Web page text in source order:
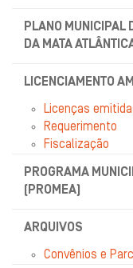
PLANO MUNICIPAL
DA MATA
LICENCIAMENTO
Licenças
Requerimento
Fiscalização
PROGRAMA
(PROMEA)
ARQUIVOS
Convênios e